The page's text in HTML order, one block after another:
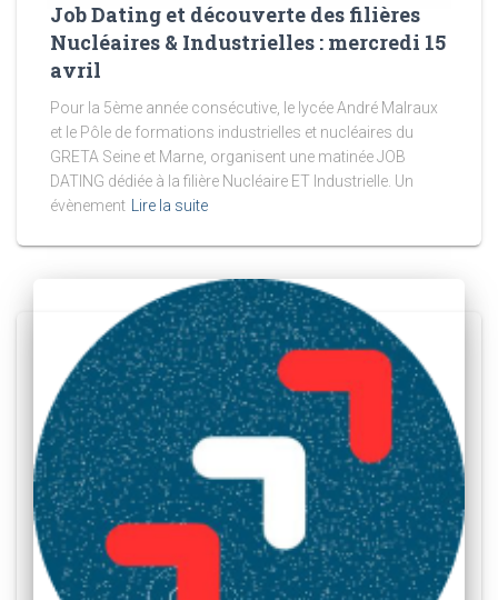
Job Dating et découverte des filières
Nucléaires & Industrielles : mercredi 15
avril
Pour la 5ème année consécutive, le lycée André Malraux
et le Pôle de formations industrielles et nucléaires du
GRETA Seine et Marne, organisent une matinée JOB
DATING dédiée à la filière Nucléaire ET Industrielle. Un
évènement Lire la suite